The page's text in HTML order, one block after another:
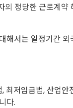
의 정당한 근로계
해서는 일정기간
최저임금법, 산업
다.